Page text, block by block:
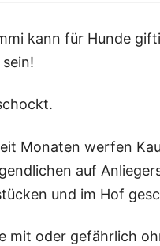
kann für Hunde
Monaten werfen
auf
und im Hof
mit oder gefährlich